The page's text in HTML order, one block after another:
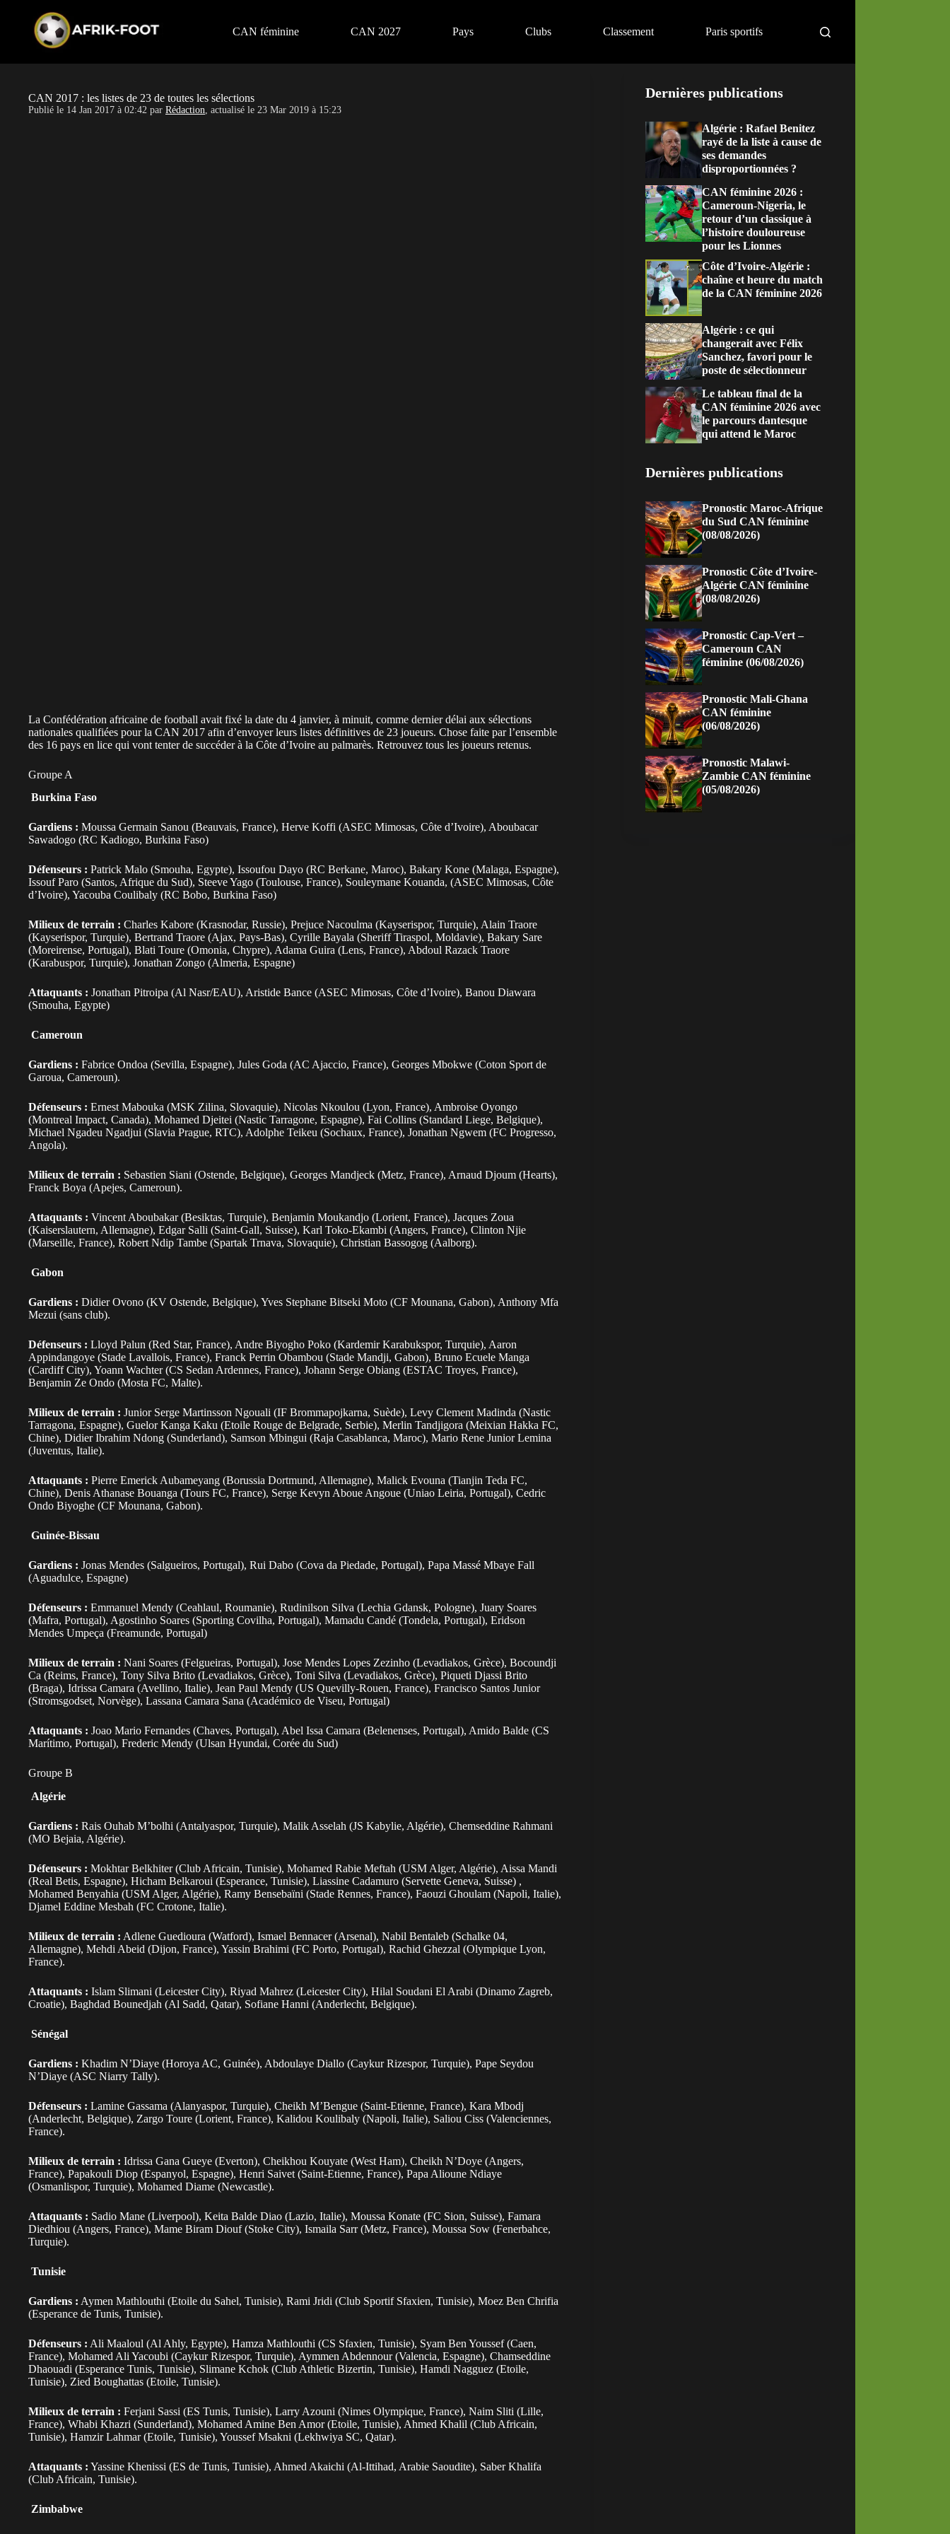
CAN féminine CAN 2027 Pays Clubs Classement Paris sportifs
CAN 2017 : les listes de 23 de toutes les sélections
Publié le 14 Jan 2017 à 02:42 par Rédaction, actualisé le 23 Mar 2019 à 15:23
La Confédération africaine de football avait fixé la date du 4 janvier, à minuit, comme dernier délai aux sélections
nationales qualifiées pour la CAN 2017 afin d’envoyer leurs listes définitives de 23 joueurs. Chose faite par l’ensemble
des 16 pays en lice qui vont tenter de succéder à la Côte d’Ivoire au palmarès. Retrouvez tous les joueurs retenus.
Groupe A
Burkina Faso
Gardiens : Moussa Germain Sanou (Beauvais, France), Herve Koffi (ASEC Mimosas, Côte d’Ivoire), Aboubacar
Sawadogo (RC Kadiogo, Burkina Faso)
Défenseurs : Patrick Malo (Smouha, Egypte), Issoufou Dayo (RC Berkane, Maroc), Bakary Kone (Malaga, Espagne),
Issouf Paro (Santos, Afrique du Sud), Steeve Yago (Toulouse, France), Souleymane Kouanda, (ASEC Mimosas, Côte
d’Ivoire), Yacouba Coulibaly (RC Bobo, Burkina Faso)
Milieux de terrain : Charles Kabore (Krasnodar, Russie), Prejuce Nacoulma (Kayserispor, Turquie), Alain Traore
(Kayserispor, Turquie), Bertrand Traore (Ajax, Pays-Bas), Cyrille Bayala (Sheriff Tiraspol, Moldavie), Bakary Sare
(Moreirense, Portugal), Blati Toure (Omonia, Chypre), Adama Guira (Lens, France), Abdoul Razack Traore
(Karabuspor, Turquie), Jonathan Zongo (Almeria, Espagne)
Attaquants : Jonathan Pitroipa (Al Nasr/EAU), Aristide Bance (ASEC Mimosas, Côte d’Ivoire), Banou Diawara
(Smouha, Egypte)
Cameroun
Gardiens : Fabrice Ondoa (Sevilla, Espagne), Jules Goda (AC Ajaccio, France), Georges Mbokwe (Coton Sport de
Garoua, Cameroun).
Défenseurs : Ernest Mabouka (MSK Zilina, Slovaquie), Nicolas Nkoulou (Lyon, France), Ambroise Oyongo
(Montreal Impact, Canada), Mohamed Djeitei (Nastic Tarragone, Espagne), Fai Collins (Standard Liege, Belgique),
Michael Ngadeu Ngadjui (Slavia Prague, RTC), Adolphe Teikeu (Sochaux, France), Jonathan Ngwem (FC Progresso,
Angola).
Milieux de terrain : Sebastien Siani (Ostende, Belgique), Georges Mandjeck (Metz, France), Arnaud Djoum (Hearts),
Franck Boya (Apejes, Cameroun).
Attaquants : Vincent Aboubakar (Besiktas, Turquie), Benjamin Moukandjo (Lorient, France), Jacques Zoua
(Kaiserslautern, Allemagne), Edgar Salli (Saint-Gall, Suisse), Karl Toko-Ekambi (Angers, France), Clinton Njie
(Marseille, France), Robert Ndip Tambe (Spartak Trnava, Slovaquie), Christian Bassogog (Aalborg).
Gabon
Gardiens : Didier Ovono (KV Ostende, Belgique), Yves Stephane Bitseki Moto (CF Mounana, Gabon), Anthony Mfa
Mezui (sans club).
Défenseurs : Lloyd Palun (Red Star, France), Andre Biyogho Poko (Kardemir Karabukspor, Turquie), Aaron
Appindangoye (Stade Lavallois, France), Franck Perrin Obambou (Stade Mandji, Gabon), Bruno Ecuele Manga
(Cardiff City), Yoann Wachter (CS Sedan Ardennes, France), Johann Serge Obiang (ESTAC Troyes, France),
Benjamin Ze Ondo (Mosta FC, Malte).
Milieux de terrain : Junior Serge Martinsson Ngouali (IF Brommapojkarna, Suède), Levy Clement Madinda (Nastic
Tarragona, Espagne), Guelor Kanga Kaku (Etoile Rouge de Belgrade, Serbie), Merlin Tandjigora (Meixian Hakka FC,
Chine), Didier Ibrahim Ndong (Sunderland), Samson Mbingui (Raja Casablanca, Maroc), Mario Rene Junior Lemina
(Juventus, Italie).
Attaquants : Pierre Emerick Aubameyang (Borussia Dortmund, Allemagne), Malick Evouna (Tianjin Teda FC,
Chine), Denis Athanase Bouanga (Tours FC, France), Serge Kevyn Aboue Angoue (Uniao Leiria, Portugal), Cedric
Ondo Biyoghe (CF Mounana, Gabon).
Guinée-Bissau
Gardiens : Jonas Mendes (Salgueiros, Portugal), Rui Dabo (Cova da Piedade, Portugal), Papa Massé Mbaye Fall
(Aguadulce, Espagne)
Défenseurs : Emmanuel Mendy (Ceahlaul, Roumanie), Rudinilson Silva (Lechia Gdansk, Pologne), Juary Soares
(Mafra, Portugal), Agostinho Soares (Sporting Covilha, Portugal), Mamadu Candé (Tondela, Portugal), Eridson
Mendes Umpeça (Freamunde, Portugal)
Milieux de terrain : Nani Soares (Felgueiras, Portugal), Jose Mendes Lopes Zezinho (Levadiakos, Grèce), Bocoundji
Ca (Reims, France), Tony Silva Brito (Levadiakos, Grèce), Toni Silva (Levadiakos, Grèce), Piqueti Djassi Brito
(Braga), Idrissa Camara (Avellino, Italie), Jean Paul Mendy (US Quevilly-Rouen, France), Francisco Santos Junior
(Stromsgodset, Norvège), Lassana Camara Sana (Académico de Viseu, Portugal)
Attaquants : Joao Mario Fernandes (Chaves, Portugal), Abel Issa Camara (Belenenses, Portugal), Amido Balde (CS
Marítimo, Portugal), Frederic Mendy (Ulsan Hyundai, Corée du Sud)
Groupe B
Algérie
Gardiens : Rais Ouhab M’bolhi (Antalyaspor, Turquie), Malik Asselah (JS Kabylie, Algérie), Chemseddine Rahmani
(MO Bejaia, Algérie).
Défenseurs : Mokhtar Belkhiter (Club Africain, Tunisie), Mohamed Rabie Meftah (USM Alger, Algérie), Aissa Mandi
(Real Betis, Espagne), Hicham Belkaroui (Esperance, Tunisie), Liassine Cadamuro (Servette Geneva, Suisse) ,
Mohamed Benyahia (USM Alger, Algérie), Ramy Bensebaïni (Stade Rennes, France), Faouzi Ghoulam (Napoli, Italie),
Djamel Eddine Mesbah (FC Crotone, Italie).
Milieux de terrain : Adlene Guedioura (Watford), Ismael Bennacer (Arsenal), Nabil Bentaleb (Schalke 04,
Allemagne), Mehdi Abeid (Dijon, France), Yassin Brahimi (FC Porto, Portugal), Rachid Ghezzal (Olympique Lyon,
France).
Attaquants : Islam Slimani (Leicester City), Riyad Mahrez (Leicester City), Hilal Soudani El Arabi (Dinamo Zagreb,
Croatie), Baghdad Bounedjah (Al Sadd, Qatar), Sofiane Hanni (Anderlecht, Belgique).
Sénégal
Gardiens : Khadim N’Diaye (Horoya AC, Guinée), Abdoulaye Diallo (Caykur Rizespor, Turquie), Pape Seydou
N’Diaye (ASC Niarry Tally).
Défenseurs : Lamine Gassama (Alanyaspor, Turquie), Cheikh M’Bengue (Saint-Etienne, France), Kara Mbodj
(Anderlecht, Belgique), Zargo Toure (Lorient, France), Kalidou Koulibaly (Napoli, Italie), Saliou Ciss (Valenciennes,
France).
Milieux de terrain : Idrissa Gana Gueye (Everton), Cheikhou Kouyate (West Ham), Cheikh N’Doye (Angers,
France), Papakouli Diop (Espanyol, Espagne), Henri Saivet (Saint-Etienne, France), Papa Alioune Ndiaye
(Osmanlispor, Turquie), Mohamed Diame (Newcastle).
Attaquants : Sadio Mane (Liverpool), Keita Balde Diao (Lazio, Italie), Moussa Konate (FC Sion, Suisse), Famara
Diedhiou (Angers, France), Mame Biram Diouf (Stoke City), Ismaila Sarr (Metz, France), Moussa Sow (Fenerbahce,
Turquie).
Tunisie
Gardiens : Aymen Mathlouthi (Etoile du Sahel, Tunisie), Rami Jridi (Club Sportif Sfaxien, Tunisie), Moez Ben Chrifia
(Esperance de Tunis, Tunisie).
Défenseurs : Ali Maaloul (Al Ahly, Egypte), Hamza Mathlouthi (CS Sfaxien, Tunisie), Syam Ben Youssef (Caen,
France), Mohamed Ali Yacoubi (Caykur Rizespor, Turquie), Aymmen Abdennour (Valencia, Espagne), Chamseddine
Dhaouadi (Esperance Tunis, Tunisie), Slimane Kchok (Club Athletic Bizertin, Tunisie), Hamdi Nagguez (Etoile,
Tunisie), Zied Boughattas (Etoile, Tunisie).
Milieux de terrain : Ferjani Sassi (ES Tunis, Tunisie), Larry Azouni (Nimes Olympique, France), Naim Sliti (Lille,
France), Whabi Khazri (Sunderland), Mohamed Amine Ben Amor (Etoile, Tunisie), Ahmed Khalil (Club Africain,
Tunisie), Hamzir Lahmar (Etoile, Tunisie), Youssef Msakni (Lekhwiya SC, Qatar).
Attaquants : Yassine Khenissi (ES de Tunis, Tunisie), Ahmed Akaichi (Al-Ittihad, Arabie Saoudite), Saber Khalifa
(Club Africain, Tunisie).
Zimbabwe
Dernières publications
Algérie : Rafael Benitez
rayé de la liste à cause de
ses demandes
disproportionnées ?
CAN féminine 2026 :
Cameroun-Nigeria, le
retour d’un classique à
l’histoire douloureuse
pour les Lionnes
Côte d’Ivoire-Algérie :
chaîne et heure du match
de la CAN féminine 2026
Algérie : ce qui
changerait avec Félix
Sanchez, favori pour le
poste de sélectionneur
Le tableau final de la
CAN féminine 2026 avec
le parcours dantesque
qui attend le Maroc
Dernières publications
Pronostic Maroc-Afrique
du Sud CAN féminine
(08/08/2026)
Pronostic Côte d’Ivoire-
Algérie CAN féminine
(08/08/2026)
Pronostic Cap-Vert –
Cameroun CAN
féminine (06/08/2026)
Pronostic Mali-Ghana
CAN féminine
(06/08/2026)
Pronostic Malawi-
Zambie CAN féminine
(05/08/2026)